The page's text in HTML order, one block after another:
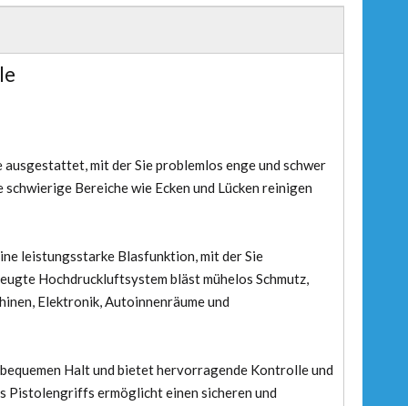
mit der Sie problemlos enge und schwer
Bereiche wie Ecken und Lücken reinigen
leistungsstarke Blasfunktion, mit der Sie
Hochdruckluftsystem bläst mühelos Schmutz,
Elektronik, Autoinnenräume und
Halt und bietet hervorragende Kontrolle und
Pistolengriffs ermöglicht einen sicheren und